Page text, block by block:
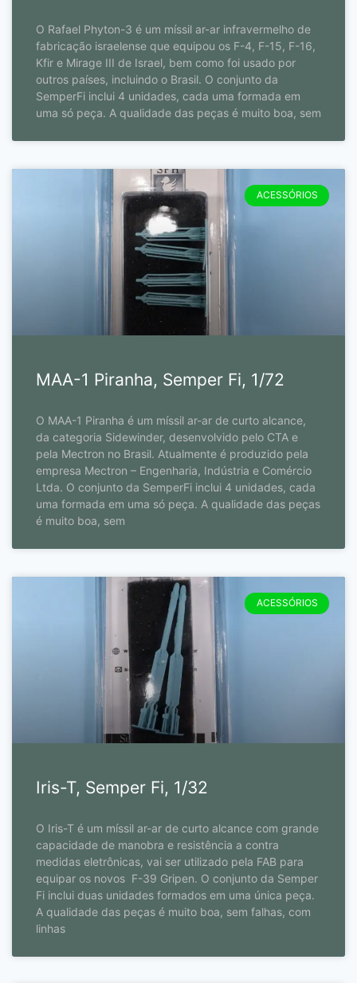
O Rafael Phyton-3 é um míssil ar-ar infravermelho de
fabricação israelense que equipou os F-4, F-15, F-16,
Kfir e Mirage III de Israel, bem como foi usado por
outros países, incluindo o Brasil. O conjunto da
SemperFi inclui 4 unidades, cada uma formada em
uma só peça. A qualidade das peças é muito boa, sem
ACESSÓRIOS
MAA-1 Piranha, Semper Fi, 1/72
O MAA-1 Piranha é um míssil ar-ar de curto alcance,
da categoria Sidewinder, desenvolvido pelo CTA e
pela Mectron no Brasil. Atualmente é produzido pela
empresa Mectron – Engenharia, Indústria e Comércio
Ltda. O conjunto da SemperFi inclui 4 unidades, cada
uma formada em uma só peça. A qualidade das peças
é muito boa, sem
ACESSÓRIOS
Iris-T, Semper Fi, 1/32
O Iris-T é um míssil ar-ar de curto alcance com grande
capacidade de manobra e resistência a contra
medidas eletrônicas, vai ser utilizado pela FAB para
equipar os novos F-39 Gripen. O conjunto da Semper
Fi inclui duas unidades formados em uma única peça.
A qualidade das peças é muito boa, sem falhas, com
linhas